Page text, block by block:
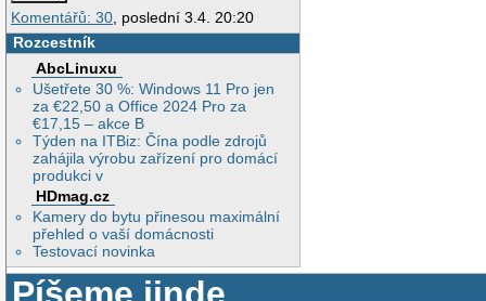
Komentářů: 30 , poslední 3.4. 20:20
Rozcestník
AbcLinuxu
Ušetřete 30 %: Windows 11 Pro jen
za €22,50 a Office 2024 Pro za
€17,15 – akce B
Týden na ITBiz: Čína podle zdrojů
zahájila výrobu zařízení pro domácí
produkci v
HDmag.cz
Kamery do bytu přinesou maximální
přehled o vaší domácnosti
Testovací novinka